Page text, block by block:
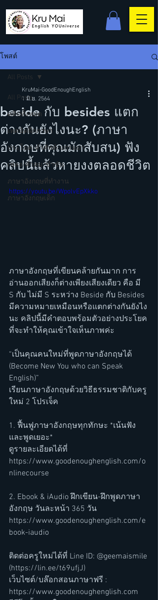
โพสต์
All Posts
คลิปทั้งหมด
เทคนิคฝึกภาษา
ประโยค/คำศัพท์/แกรมม่า
เพลง/คำคม/ขำขัน
ภาษาอังกฤษที่ทำงาน
ภาษาอังกฤษเด็ก
All Posts
beside กับ besides แตก
ต่างกันยังไงนะ? (ภาษา
อังกฤษที่คุณมักสับสน) ฟัง
คลิปนี้แล้วหายงงตลอดชีวิต
KruMai-GoodEnoughEnglish
1 มิ.ย. 2564
https://youtu.be/WpolvEpXkko
ภาษาอังกฤษที่เขียนคล้ายกันมาก การ
อ่านออกเสียงก็ต่างเพียงเสียงเดียว คือ มี
S กับ ไม่มี S ระหว่าง Beside กับ Besides
มีความหมายเหมือนหรือแตกต่างกันยังไง
นะ คลิปนี้มีคำตอบพร้อมตัวอย่างประโยค
ที่จะทำให้คุณเข้าใจเห็นภาพค่ะ
“เป็นคุณคนใหม่ที่พูดภาษาอังกฤษได้
(Become New You who can Speak
English)”
เรียนภาษาอังกฤษด้วยวิธีธรรมชาติกับครู
ใหม่ 2 โปรเจ็ค
1. ฟื้นฟูภาษาอังกฤษทุกทักษะ *เน้นฟัง
และพูดเยอะ*
ดูรายละเอียดได้ที่
https://www.goodenoughenglish.com/o
nlinecourse
2. Ebook & iAudio ฝึกเขียน-ฝึกพูดภาษา
อังกฤษ วันละหน้า 365 วัน
https://www.goodenoughenglish.com/e
book-iaudio
ติดต่อครูใหม่ได้ที่ Line ID: @geemaismile
(https://lin.ee/t69ufjJ)
เว็บไซต์/บล๊อกสอนภาษาฟรี :
https://www.goodenoughenglish.com